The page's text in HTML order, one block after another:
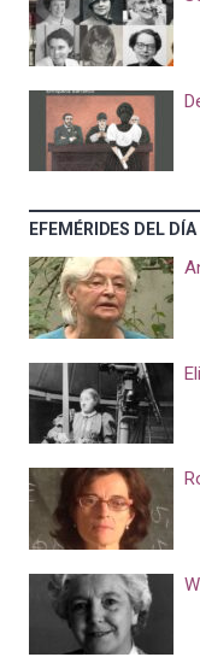
EFEMÉRIDES DEL DÍA